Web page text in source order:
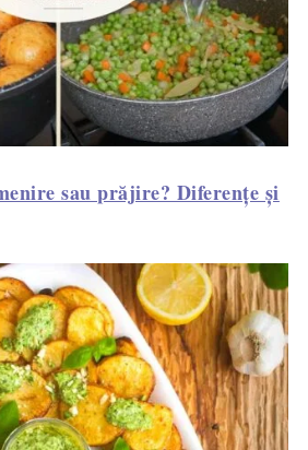
sau prăjire? Diferențe și